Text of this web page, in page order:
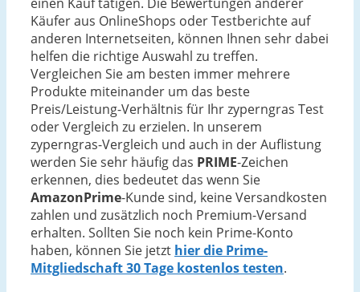
Käufer aus OnlineShops oder Testberichte auf
anderen Internetseiten, können Ihnen sehr dabei
helfen die richtige Auswahl zu treffen.
Vergleichen Sie am besten immer mehrere
Produkte miteinander um das beste
Preis/Leistung-Verhältnis für Ihr zyperngras Test
oder Vergleich zu erzielen. In unserem
zyperngras-Vergleich und auch in der Auflistung
werden Sie sehr häufig das PRIME-Zeichen
erkennen, dies bedeutet das wenn Sie
AmazonPrime-Kunde sind, keine Versandkosten
zahlen und zusätzlich noch Premium-Versand
erhalten. Sollten Sie noch kein Prime-Konto
haben, können Sie jetzt hier die Prime-
Mitgliedschaft 30 Tage kostenlos testen.